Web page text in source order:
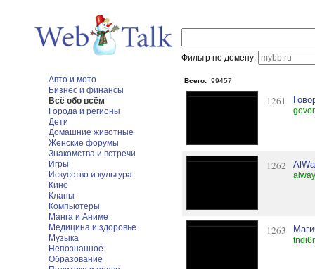
Фильтр по домену:
Авто и мото
Бизнес и финансы
Всё обо всём
Города и регионы
Дети
Домашние животные
Женские форумы
Знакомства и встречи
Игры
Искусство и культура
Кино
Кланы
Компьютеры
Манга и Аниме
Медицина и здоровье
Музыка
Непознанное
Образование
Всего: 99457
1261
1262
1263